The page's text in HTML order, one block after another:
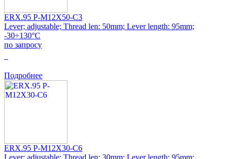
ERX.95 P-M12X50-C3
Lever; adjustable; Thread len: 50mm; Lever length: 95mm;
-30÷130°C
по запросу
Подробнее
ERX.95 P-M12X30-C6
Lever; adjustable; Thread len: 30mm; Lever length: 95mm;